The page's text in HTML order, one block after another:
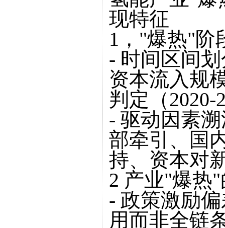
现特征
1，"爆热"阶
- 时间区间
资本流入规
判定（2020-
- 驱动因素
部牵引、国
持、资本对
2 产业"爆热
- 政策激励
用而非全链